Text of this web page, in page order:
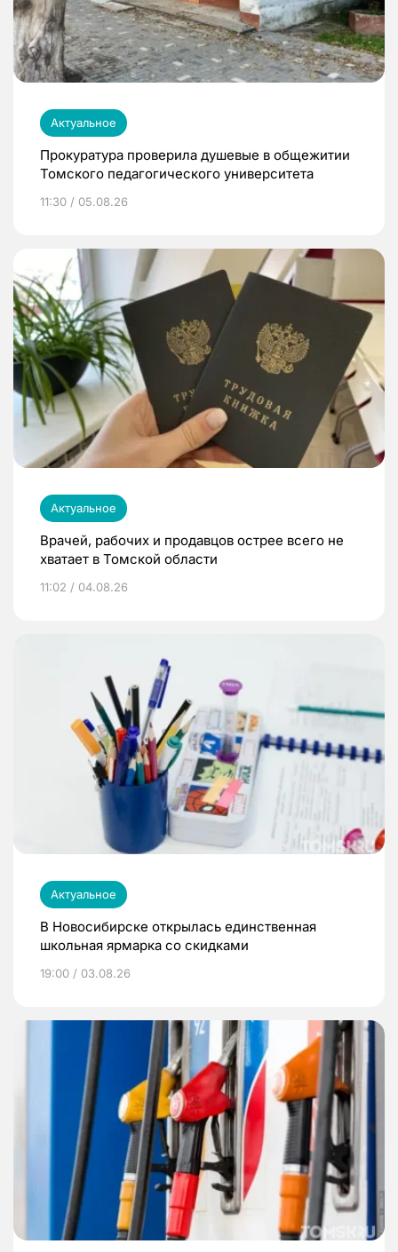
Актуальное
Прокуратура проверила душевые в общежитии
Томского педагогического университета
11:30 / 05.08.26
Актуальное
Врачей, рабочих и продавцов острее всего не
хватает в Томской области
11:02 / 04.08.26
Актуальное
В Новосибирске открылась единственная
школьная ярмарка со скидками
19:00 / 03.08.26